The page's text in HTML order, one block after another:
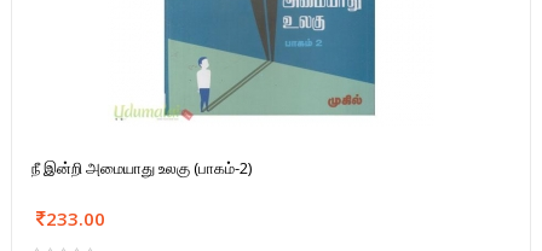
நீ இன்றி அமையாது உலகு (பாகம்-2)
233.00